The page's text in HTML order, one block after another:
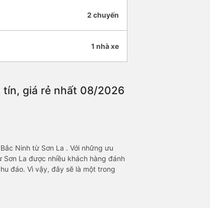
2 chuyến
1 nhà xe
tín, giá rẻ nhất 08/2026
Ninh từ Sơn La . Với những ưu
La được nhiều khách hàng đánh
đáo. Vì vậy, đây sẽ là một trong